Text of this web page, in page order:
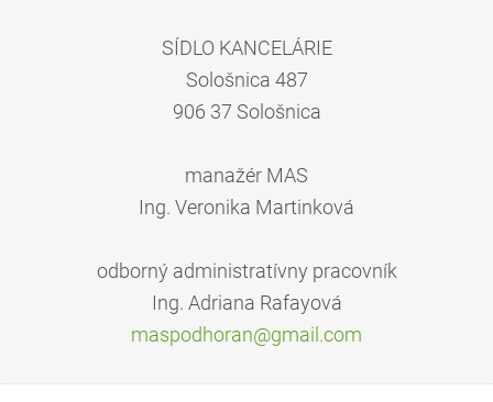
SÍDLO KANCELÁRIE
Sološnica 487
906 37 Sološnica
manažér MAS
Ing. Veronika Martinková
odborný administratívny pracovník
Ing. Adriana Rafayová
maspodhoran@gmai l.com